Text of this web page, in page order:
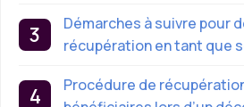
Démarches à suivre pour
récupération en tant que
Procédure de